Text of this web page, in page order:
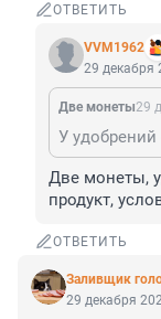
ОТВЕТИТЬ
VVM1962
29 декабря
Две монеты29
Две монеты,
продукт,
ОТВЕТИТЬ
Заливщик
29 декабря